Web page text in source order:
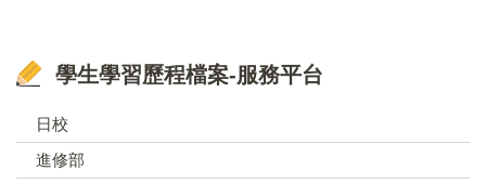
學生學習歷程檔案-服務平台
日校
進修部